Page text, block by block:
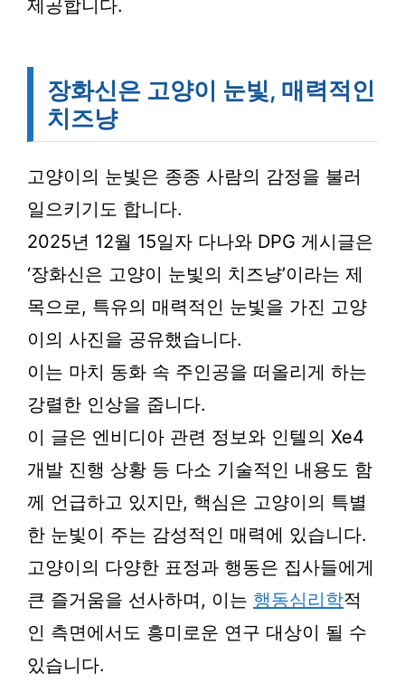
제공합니다.
장화신은 고양이 눈빛, 매력적인
치즈냥
고양이의 눈빛은 종종 사람의 감정을 불러
일으키기도 합니다.
2025년 12월 15일자 다나와 DPG 게시글은
‘장화신은 고양이 눈빛의 치즈냥’이라는 제
목으로, 특유의 매력적인 눈빛을 가진 고양
이의 사진을 공유했습니다.
이는 마치 동화 속 주인공을 떠올리게 하는
강렬한 인상을 줍니다.
이 글은 엔비디아 관련 정보와 인텔의 Xe4
개발 진행 상황 등 다소 기술적인 내용도 함
께 언급하고 있지만, 핵심은 고양이의 특별
한 눈빛이 주는 감성적인 매력에 있습니다.
고양이의 다양한 표정과 행동은 집사들에게
큰 즐거움을 선사하며, 이는 행동심리학적
인 측면에서도 흥미로운 연구 대상이 될 수
있습니다.